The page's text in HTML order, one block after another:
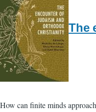
The
How can finite minds